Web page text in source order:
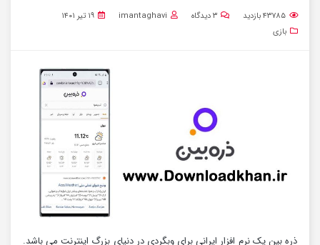
۴۳۷۸۵بازدید ۳دیدگاه imantaghavi
۱۹ تیر ۱۴۰۱
بازی
ذره بین یک نرم افزار ایرانی برای وبگردی در دنیای بزرگ اینترنت می باشد.